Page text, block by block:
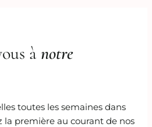
ànotre
toutes les semaines dans
la première au courant de nos